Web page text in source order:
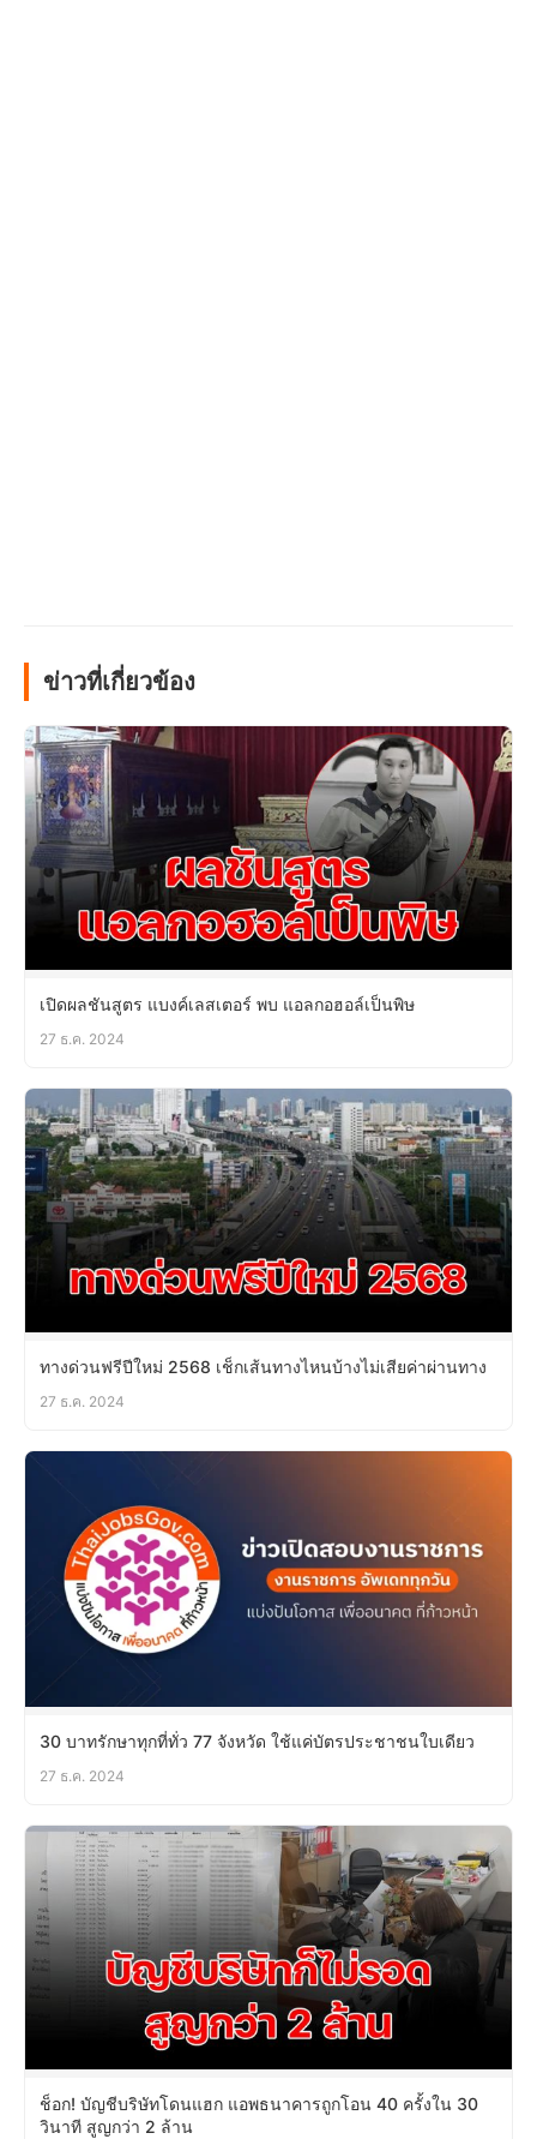
ข่าวที่เกี่ยวข้อง
เปิดผลชันสูตร แบงค์เลสเตอร์ พบ แอลกอฮอล์เป็นพิษ
27 ธ.ค. 2024
ทางด่วนฟรีปีใหม่ 2568 เช็กเส้นทางไหนบ้างไม่เสียค่าผ่านทาง
27 ธ.ค. 2024
30 บาทรักษาทุกที่ทั่ว 77 จังหวัด ใช้แค่บัตรประชาชนใบเดียว
27 ธ.ค. 2024
ช็อก! บัญชีบริษัทโดนแฮก แอพธนาคารถูกโอน 40 ครั้งใน 30
วินาที สูญกว่า 2 ล้าน